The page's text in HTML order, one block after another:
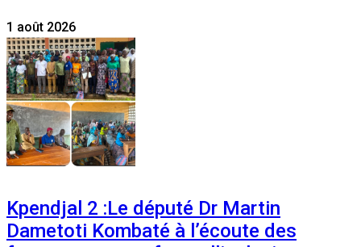
1 août 2026
Kpendjal 2 :Le député Dr Martin
Dametoti Kombaté à l’écoute des